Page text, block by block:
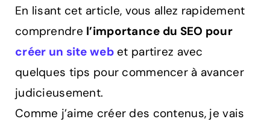
En lisant cet article, vous allez rapidement
comprendre l’importance du SEO pour
créer un site webet partirez avec
quelques tips pour commencer à avancer
judicieusement.
Comme j’aime créer des contenus, je vais